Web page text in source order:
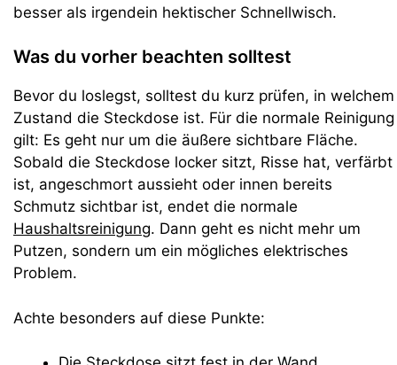
besser als irgendein hektischer Schnellwisch.
Was du vorher beachten solltest
Bevor du loslegst, solltest du kurz prüfen, in welchem
Zustand die Steckdose ist. Für die normale Reinigung
gilt: Es geht nur um die äußere sichtbare Fläche.
Sobald die Steckdose locker sitzt, Risse hat, verfärbt
ist, angeschmort aussieht oder innen bereits
Schmutz sichtbar ist, endet die normale
Haushaltsreinigung. Dann geht es nicht mehr um
Putzen, sondern um ein mögliches elektrisches
Problem.
Achte besonders auf diese Punkte: